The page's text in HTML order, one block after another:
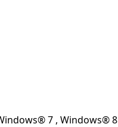
7 , Windows® 8